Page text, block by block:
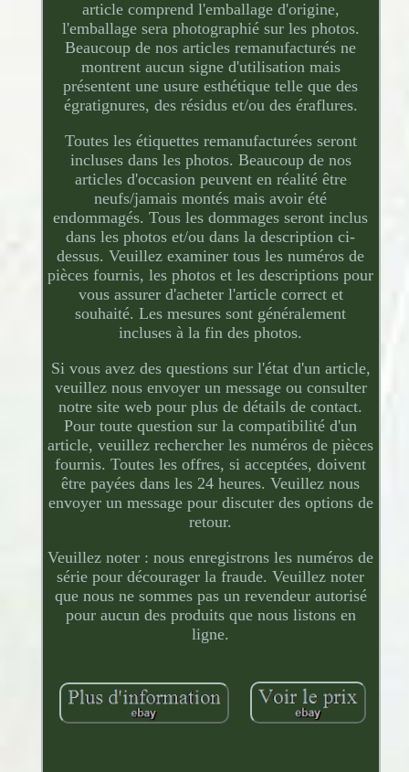
article comprend l'emballage d'origine,
l'emballage sera photographié sur les photos.
Beaucoup de nos articles remanufacturés ne
montrent aucun signe d'utilisation mais
présentent une usure esthétique telle que des
égratignures, des résidus et/ou des éraflures.
Toutes les étiquettes remanufacturées seront
incluses dans les photos. Beaucoup de nos
articles d'occasion peuvent en réalité être
neufs/jamais montés mais avoir été
endommagés. Tous les dommages seront inclus
dans les photos et/ou dans la description ci-
dessus. Veuillez examiner tous les numéros de
pièces fournis, les photos et les descriptions pour
vous assurer d'acheter l'article correct et
souhaité. Les mesures sont généralement
incluses à la fin des photos.
Si vous avez des questions sur l'état d'un article,
veuillez nous envoyer un message ou consulter
notre site web pour plus de détails de contact.
Pour toute question sur la compatibilité d'un
article, veuillez rechercher les numéros de pièces
fournis. Toutes les offres, si acceptées, doivent
être payées dans les 24 heures. Veuillez nous
envoyer un message pour discuter des options de
retour.
Veuillez noter : nous enregistrons les numéros de
série pour décourager la fraude. Veuillez noter
que nous ne sommes pas un revendeur autorisé
pour aucun des produits que nous listons en
ligne.